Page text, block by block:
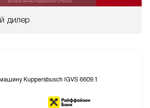
дилер
Kuppersbusch IGVS 6609.1